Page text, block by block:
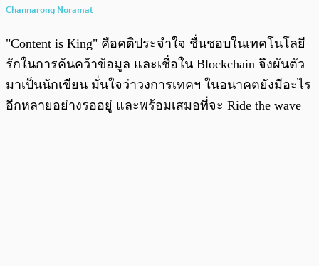
Channarong Noramat
"Content is King" คือคติประจำใจ ชื่นชอบในเทคโนโลยี
รักในการค้นคว้าข้อมูล และเชื่อใน Blockchain จึงผันตัว
มาเป็นนักเขียน มั่นใจว่าวงการเทคฯ ในอนาคตยังมีอะไร
อีกหลายอย่างรออยู่ และพร้อมเสมอที่จะ Ride the wave